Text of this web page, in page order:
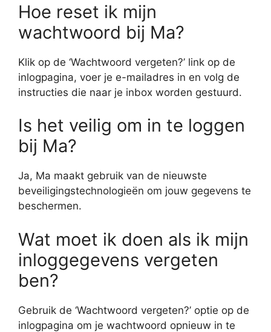
Hoe reset ik mijn
wachtwoord bij Ma?
Klik op de ‘Wachtwoord vergeten?’ link op de
inlogpagina, voer je e-mailadres in en volg de
instructies die naar je inbox worden gestuurd.
Is het veilig om in te loggen
bij Ma?
Ja, Ma maakt gebruik van de nieuwste
beveiligingstechnologieën om jouw gegevens te
beschermen.
Wat moet ik doen als ik mijn
inloggegevens vergeten
ben?
Gebruik de ‘Wachtwoord vergeten?’ optie op de
inlogpagina om je wachtwoord opnieuw in te